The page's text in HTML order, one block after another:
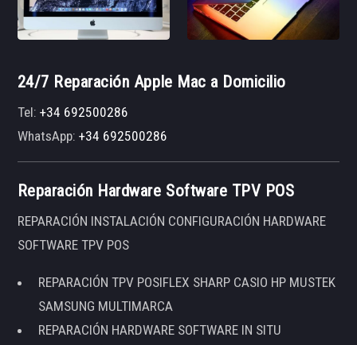
24/7 Reparación Apple Mac a Domicilio
Tel:+34 692500286
WhatsApp:+34 692500286
Reparación Hardware Software TPV POS
REPARACIÓN INSTALACIÓN CONFIGURACIÓN HARDWARE
SOFTWARE TPV POS
REPARACIÓN TPV POSIFLEX SHARP CASIO HP MUSTEK
SAMSUNG MULTIMARCA
REPARACIÓN HARDWARE SOFTWARE IN SITU